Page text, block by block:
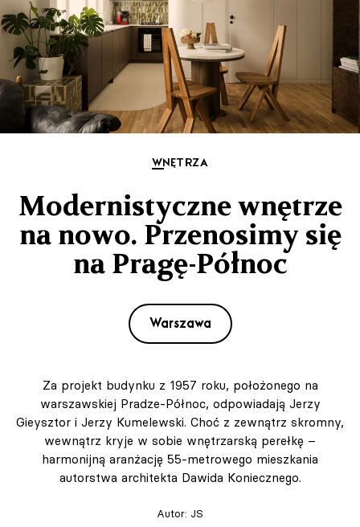
WNĘTRZA
Modernistyczne wnętrze
na nowo. Przenosimy się
na Pragę-Północ
Warszawa
Za projekt budynku z 1957 roku, położonego na
warszawskiej Pradze-Północ, odpowiadają Jerzy
Gieysztor i Jerzy Kumelewski. Choć z zewnątrz skromny,
wewnątrz kryje w sobie wnętrzarską perełkę –
harmonijną aranżację 55-metrowego mieszkania
autorstwa architekta Dawida Koniecznego.
Autor: JS